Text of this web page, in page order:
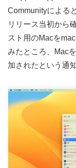
Communityによる
リリース当初から
スト用のMacを
みたところ、Mac
加されたという通